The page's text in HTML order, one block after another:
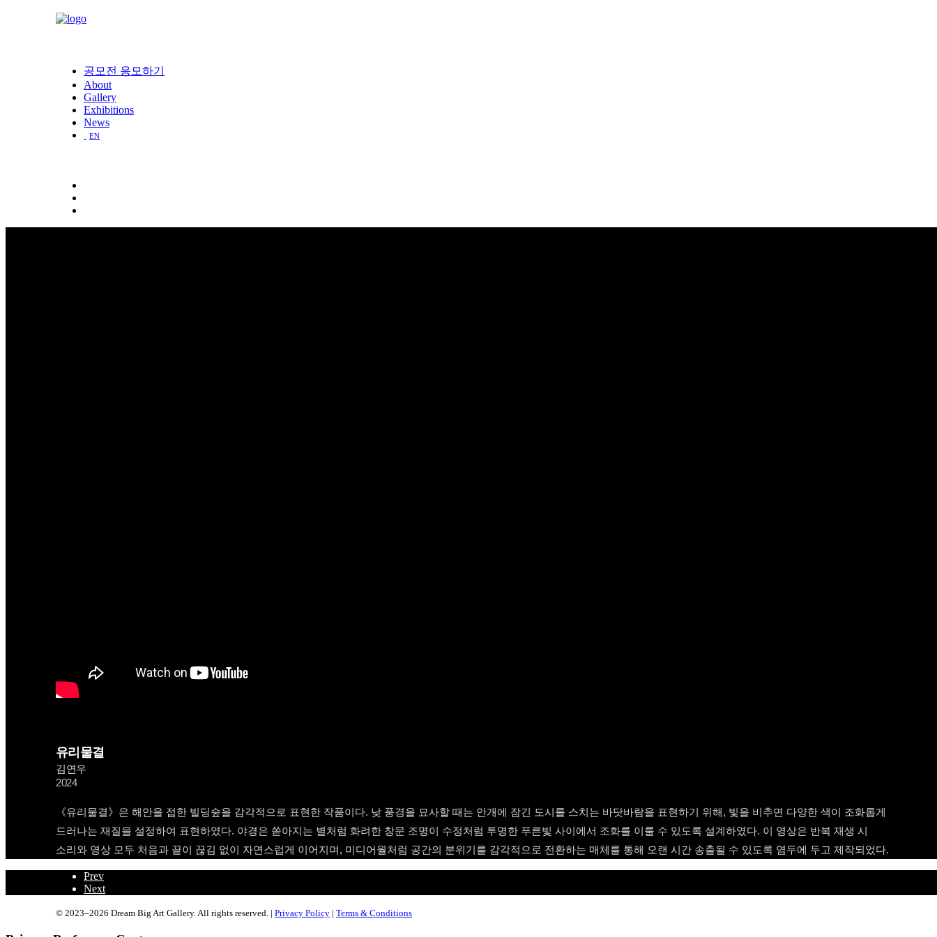
공모전 응모하기
About
Gallery
Exhibitions
News
EN
유리물결
김연우
2024
《유리물결》은 해안을 접한 빌딩숲을 감각적으로 표현한 작품이다. 낮 풍경을 묘사할 때는 안개에 잠긴 도시를 스치는 바닷바람을 표현하기 위해, 빛을 비추면 다양한 색이 조화롭게
드러나는 재질을 설정하여 표현하였다. 야경은 쏟아지는 별처럼 화려한 창문 조명이 수정처럼 투명한 푸른빛 사이에서 조화를 이룰 수 있도록 설계하였다. 이 영상은 반복 재생 시
소리와 영상 모두 처음과 끝이 끊김 없이 자연스럽게 이어지며, 미디어월처럼 공간의 분위기를 감각적으로 전환하는 매체를 통해 오랜 시간 송출될 수 있도록 염두에 두고 제작되었다.
Prev
Next
© 2023–2026 Dream Big Art Gallery. All rights reserved. | Privacy Policy | Terms & Conditions